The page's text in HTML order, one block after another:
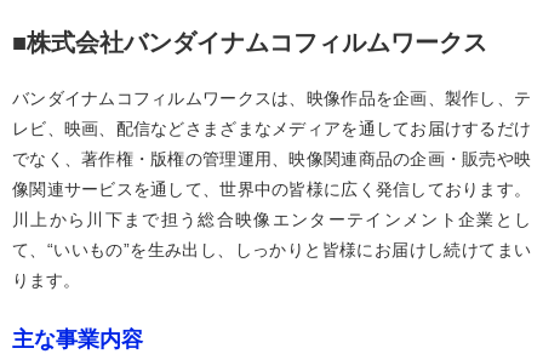
■株式会社バンダイナムコフィルムワークス
バンダイナムコフィルムワークスは、映像作品を企画、製作し、テ
レビ、映画、配信などさまざまなメディアを通してお届けするだけ
でなく、著作権・版権の管理運用、映像関連商品の企画・販売や映
像関連サービスを通して、世界中の皆様に広く発信しております。
川上から川下まで担う総合映像エンターテインメント企業とし
て、“いいもの”を生み出し、しっかりと皆様にお届けし続けてまい
ります。
主な事業内容